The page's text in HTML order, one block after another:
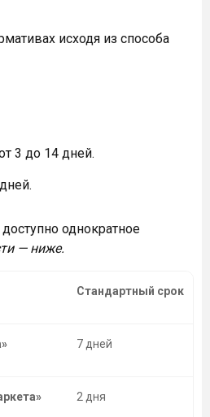
исходя из способа
3 до 14 дней.
однократное
— ниже.
Стандартный срок
7 дней
2 дня